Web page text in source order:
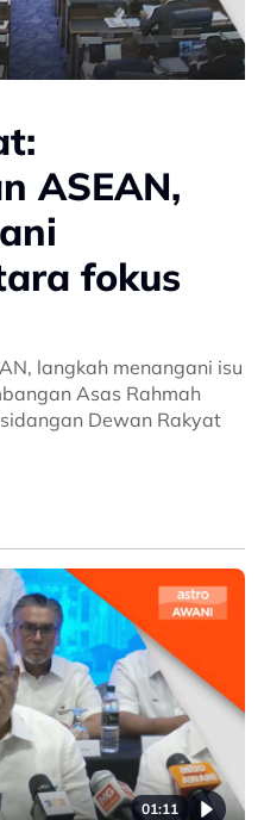
ASEAN,
fokus
langkah menangani isu
Asas Rahmah
Dewan Rakyat
01:11